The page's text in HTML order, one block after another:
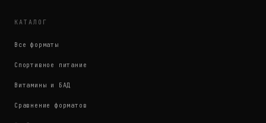
КАТАЛОГ
Все форматы
Спортивное питание
Витамины и БАД
Сравнение форматов